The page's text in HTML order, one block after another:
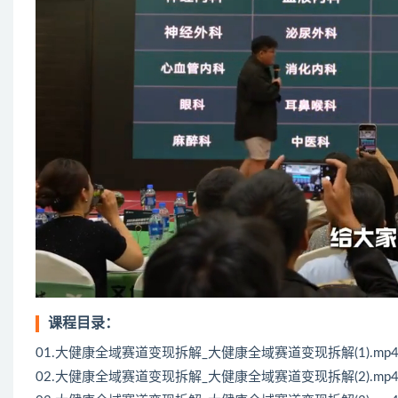
课程目录：
01.大健康全域赛道变现拆解_大健康全域赛道变现拆解(1).mp4
02.大健康全域赛道变现拆解_大健康全域赛道变现拆解(2).mp4